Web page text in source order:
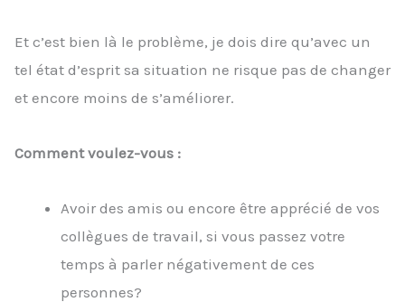
Et c’est bien là le problème, je dois dire qu’avec un
tel état d’esprit sa situation ne risque pas de changer
et encore moins de s’améliorer.
Comment voulez-vous :
Avoir des amis ou encore être apprécié de vos
collègues de travail, si vous passez votre
temps à parler négativement de ces
personnes?